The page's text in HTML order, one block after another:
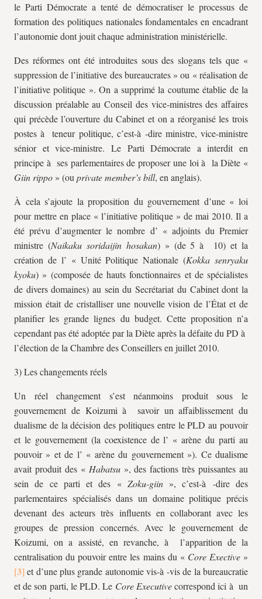
le Parti Démocrate a tenté de démocratiser le processus de
formation des politiques nationales fondamentales en encadrant
l’autonomie dont jouit chaque administration ministérielle.
Des réformes ont été introduites sous des slogans tels que «
suppression de l’initiative des bureaucrates » ou « réalisation de
l’initiative politique ». On a supprimé la coutume établie de la
discussion préalable au Conseil des vice-ministres des affaires
qui précède l’ouverture du Cabinet et on a réorganisé les trois
postes à teneur politique, c’est-à -dire ministre, vice-ministre
sénior et vice-ministre. Le Parti Démocrate a interdit en
principe à ses parlementaires de proposer une loi à la Diète «
Giin rippo » (ou private member’s bill, en anglais).
À cela s’ajoute la proposition du gouvernement d’une « loi
pour mettre en place « l’initiative politique » de mai 2010. Il a
été prévu d’augmenter le nombre d’ « adjoints du Premier
ministre (Naikaku soridaijin hosakan) » (de 5 à 10) et la
création de l’ « Unité Politique Nationale (Kokka senryaku
kyoku) » (composée de hauts fonctionnaires et de spécialistes
de divers domaines) au sein du Secrétariat du Cabinet dont la
mission était de cristalliser une nouvelle vision de l’État et de
planifier les grande lignes du budget. Cette proposition n’a
cependant pas été adoptée par la Diète après la défaite du PD à
l’élection de la Chambre des Conseillers en juillet 2010.
3) Les changements réels
Un réel changement s’est néanmoins produit sous le
gouvernement de Koizumi à savoir un affaiblissement du
dualisme de la décision des politiques entre le PLD au pouvoir
et le gouvernement (la coexistence de l’ « arène du parti au
pouvoir » et de l’ « arène du gouvernement »). Ce dualisme
avait produit des « Habatsu», des factions très puissantes au
sein de ce parti et des « Zoku-giin», c’est-à -dire des
parlementaires spécialisés dans un domaine politique précis
devenant des acteurs très influents en collaborant avec les
groupes de pression concernés. Avec le gouvernement de
Koizumi, on a assisté, en revanche, à l’apparition de la
centralisation du pouvoir entre les mains du « Core Exective»
et d’une plus grande autonomie vis-à -vis de la bureaucratie
et de son parti, le PLD. Le Core Executivecorrespond ici à un